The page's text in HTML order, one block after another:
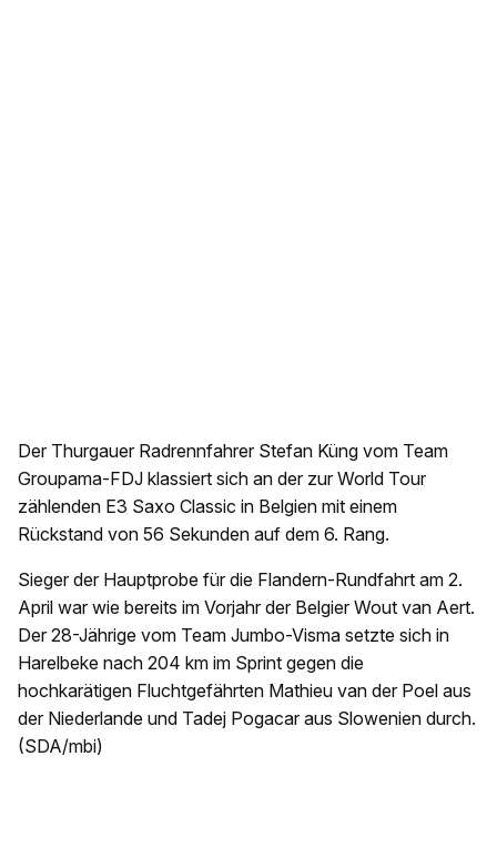
Der Thurgauer Radrennfahrer Stefan Küng vom Team
Groupama-FDJ klassiert sich an der zur World Tour
zählenden E3 Saxo Classic in Belgien mit einem
Rückstand von 56 Sekunden auf dem 6. Rang.
Sieger der Hauptprobe für die Flandern-Rundfahrt am 2.
April war wie bereits im Vorjahr der Belgier Wout van Aert.
Der 28-Jährige vom Team Jumbo-Visma setzte sich in
Harelbeke nach 204 km im Sprint gegen die
hochkarätigen Fluchtgefährten Mathieu van der Poel aus
der Niederlande und Tadej Pogacar aus Slowenien durch.
(SDA/mbi)